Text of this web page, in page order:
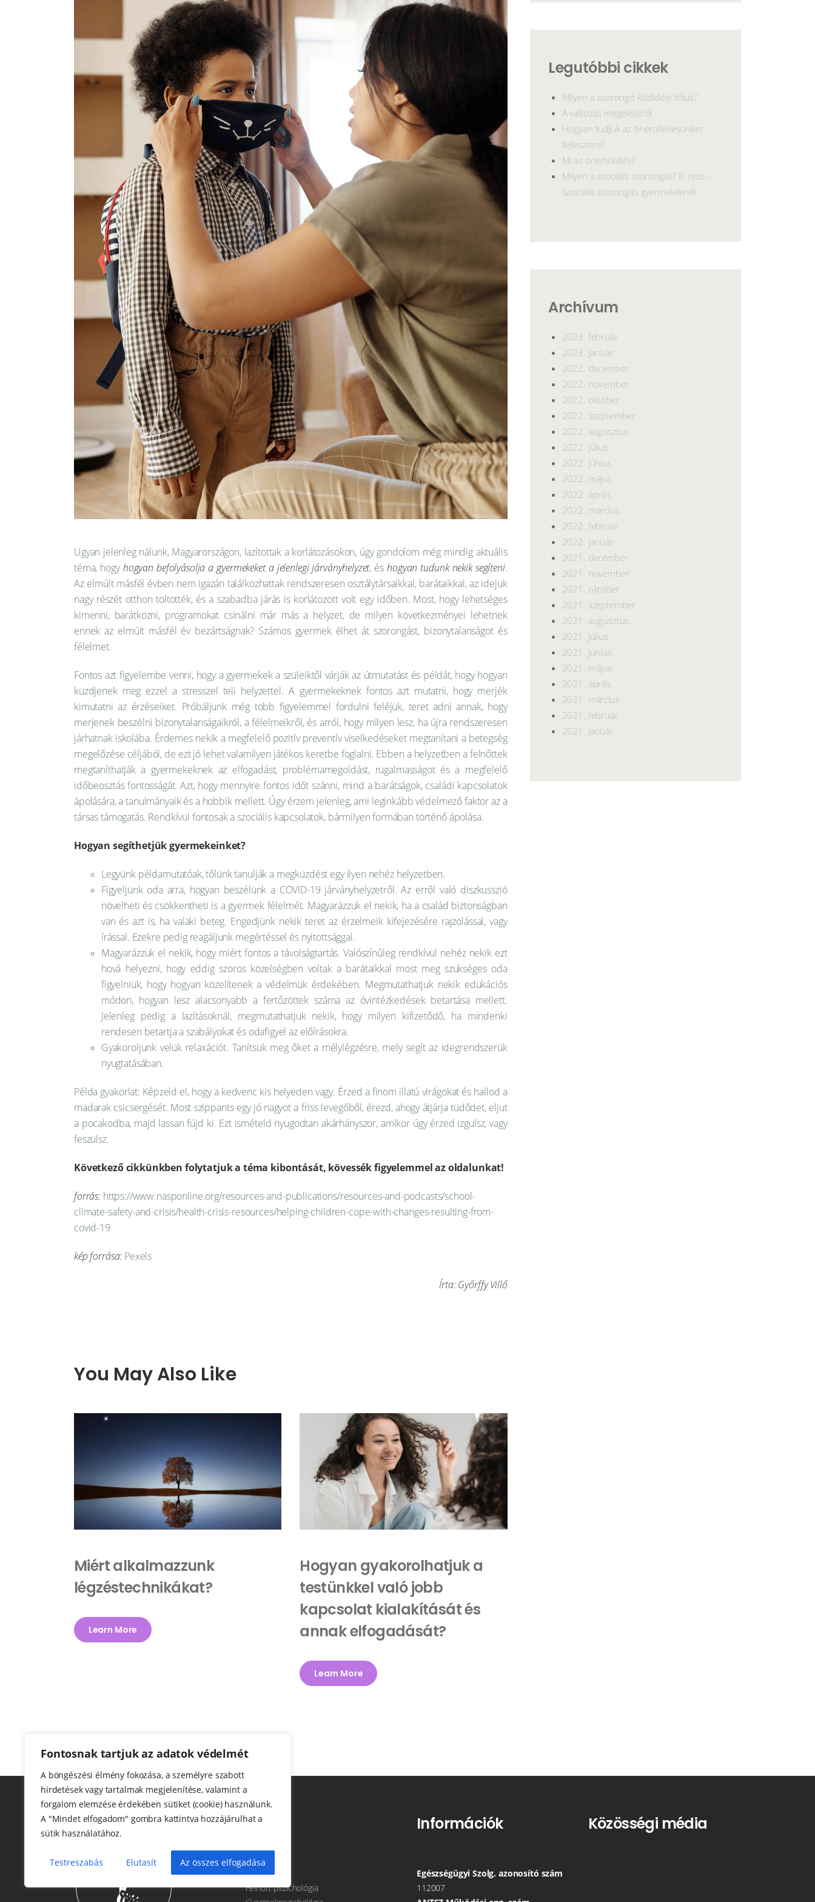
Fontosnak tartjuk az adatok védelmét
A böngészési élmény fokozása, a személyre szabott
hirdetések vagy tartalmak megjelenítése, valamint a
forgalom elemzése érdekében sütiket (cookie) használunk.
A "Mindet elfogadom" gombra kattintva hozzájárulhat a
sütik használatához.
Testreszabás Elutasít Az összes elfogadása
Információk
Ugyan jelenleg nálunk, Magyarországon, lazítottak a korlátozásokon, úgy gondolom még mindig aktuális
téma, hogyhogyan befolyásolja a gyermekeket a jelenlegi járványhelyzet, éshogyan tudunk nekik segíteni.
Az elmúlt másfél évben nem igazán találkozhattak rendszeresen osztálytársaikkal, barátaikkal, az idejük
nagy részét otthon töltötték, és a szabadba járás is korlátozott volt egy időben. Most, hogy lehetséges
kimenni, barátkozni, programokat csinálni már más a helyzet, de milyen következményei lehetnek
ennek az elmúlt másfél év bezártságnak? Számos gyermek élhet át szorongást, bizonytalanságot és
félelmet.
Fontos azt figyelembe venni, hogy a gyermekek a szüleiktől várják az útmutatást és példát, hogy hogyan
küzdjenek meg ezzel a stresszel teli helyzettel. A gyermekeknek fontos azt mutatni, hogy merjék
kimutatni az érzéseiket. Próbáljunk még több figyelemmel fordulni feléjük, teret adni annak, hogy
merjenek beszélni bizonytalanságaikról, a félelmeikről, és arról, hogy milyen lesz, ha újra rendszeresen
járhatnak iskolába. Érdemes nekik a megfelelő pozitív preventív viselkedéseket megtanítani a betegség
megelőzése céljából, de ezt jó lehet valamilyen játékos keretbe foglalni. Ebben a helyzetben a felnőttek
megtaníthatják a gyermekeknek az elfogadást, problémamegoldást, rugalmasságot és a megfelelő
időbeosztás fontosságát. Azt, hogy mennyire fontos időt szánni, mind a barátságok, családi kapcsolatok
ápolására, a tanulmányaik és a hobbik mellett. Úgy érzem jelenleg, ami leginkább védelmező faktor az a
társas támogatás. Rendkívül fontosak a szociális kapcsolatok, bármilyen formában történő ápolása.
Hogyan segíthetjük gyermekeinket?
Legyünk példamutatóak, tőlünk tanulják a megküzdést egy ilyen nehéz helyzetben.
Figyeljünk oda arra, hogyan beszélünk a COVID-19 járványhelyzetről. Az erről való diszkusszió
növelheti és csökkentheti is a gyermek félelmét. Magyarázzuk el nekik, ha a család biztonságban
van és azt is, ha valaki beteg. Engedjünk nekik teret az érzelmeik kifejezésére rajzolással, vagy
írással. Ezekre pedig reagáljunk megértéssel és nyitottsággal.
Magyarázzuk el nekik, hogy miért fontos a távolságtartás. Valószínűleg rendkívül nehéz nekik ezt
hová helyezni, hogy eddig szoros közelségben voltak a barátaikkal most meg szükséges oda
figyelniük, hogy hogyan közelítenek a védelmük érdekében. Megmutathatjuk nekik edukációs
módon, hogyan lesz alacsonyabb a fertőzöttek száma az óvintézkedések betartása mellett.
Jelenleg pedig a lazításoknál, megmutathatjuk nekik, hogy milyen kifizetődő, ha mindenki
rendesen betartja a szabályokat és odafigyel az előírásokra.
Gyakoroljunk velük relaxációt. Tanítsuk meg őket a mélylégzésre, mely segít az idegrendszerük
nyugtatásában.
Példa gyakorlat: Képzeld el, hogy a kedvenc kis helyeden vagy. Érzed a finom illatú virágokat és hallod a
madarak csicsergését. Most szippants egy jó nagyot a friss levegőből, érezd, ahogy átjárja tüdődet, eljut
a pocakodba, majd lassan fújd ki. Ezt ismételd nyugodtan akárhányszor, amikor úgy érzed izgulsz, vagy
feszülsz.
Következő cikkünkben folytatjuk a téma kibontását, kövessék figyelemmel az oldalunkat!
forrás:https://www.nasponline.org/resources-and-publications/resources-and-podcasts/school-
climate-safety-and-crisis/health-crisis-resources/helping-children-cope-with-changes-resulting-from-
covid-19
kép forrása: Pexels
Írta: Győrffy Villő
You May Also Like
Miért alkalmazzunk
légzéstechnikákat?
Learn More
Hogyan gyakorolhatjuk a
testünkkel való jobb
kapcsolat kialakítását és
annak elfogadását?
Learn More
Legutóbbi cikkek
Milyen a szorongó kötődési stílus?
A változás megéléséről
Hogyan tudjuk az önértékelésünket
fejleszteni?
Mi az önértékelés?
Milyen a szociális szorongás? II. rész –
Szociális szorongás gyermekeknél
Archívum
2023. február
2023. január
2022. december
2022. november
2022. október
2022. szeptember
2022. augusztus
2022. július
2022. június
2022. május
2022. április
2022. március
2022. február
2022. január
2021. december
2021. november
2021. október
2021. szeptember
2021. augusztus
2021. július
2021. június
2021. május
2021. április
2021. március
2021. február
2021. január
Menü
Főoldal
Felnőtt pszichológia
Információk
Egészségügyi Szolg. azonosító szám
112007
Közösségi média